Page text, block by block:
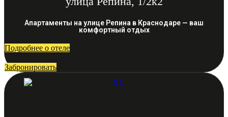
Апартаменты на улице Репина в Краснодаре — ваш
комфортный отдых
Подробнее о отеле
Забронировать